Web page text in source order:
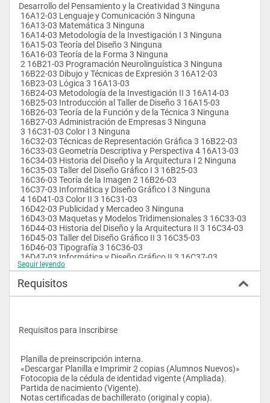
Desarrollo del Pensamiento y la Creatividad 3 Ninguna
16A12-03 Lenguaje y Comunicación 3 Ninguna
16A13-03 Matemática 3 Ninguna
16A14-03 Metodología de la Investigación I 3 Ninguna
16A15-03 Teoría del Diseño 3 Ninguna
16A16-03 Teoría de la Forma 3 Ninguna
2 16B21-03 Programación Neurolinguística 3 Ninguna
16B22-03 Dibujo y Técnicas de Expresión 3 16A12-03
16B23-03 Lógica 3 16A13-03
16B24-03 Metodología de la Investigación II 3 16A14-03
16B25-03 Introducción al Taller de Diseño 3 16A15-03
16B26-03 Teoría de la Función y de la Técnica 3 Ninguna
16B27-03 Administración de Empresas 3 Ninguna
3 16C31-03 Color I 3 Ninguna
16C32-03 Técnicas de Representación Gráfica 3 16B22-03
16C33-03 Geometría Descriptiva y Perspectiva 4 16A13-03
16C34-03 Historia del Diseño y la Arquitectura I 2 Ninguna
16C35-03 Taller del Diseño Gráfico I 3 16B25-03
16C36-03 Teoría de la Imagen 2 16B26-03
16C37-03 Informática y Diseño Gráfico I 3 Ninguna
4 16D41-03 Color II 3 16C31-03
16D42-03 Publicidad y Mercadeo 3 Ninguna
16D43-03 Maquetas y Modelos Tridimensionales 3 16C33-03
16D44-03 Historia del Diseño y la Arquitectura II 3 16C34-03
16D45-03 Taller del Diseño Gráfico II 3 16C35-03
16D46-03 Tipografía 3 16C36-03
16D47-03 Informática y Diseño Gráfico II 3 16C37-03
5 16E51-03 Técnicas Publicitarias 3 16D42-03
16E53-03 Tecnología Gráfica 3 16D43-03
16E54-03 Historia del Diseño Gráfico 3 16D44-03
6 16F61-03 Pasantias 0 97 créditos aprob.
16F62-03 Trabajo Especial de Grado
Seguir leyendo
Requisitos
Requisitos para Inscribirse
Planilla de preinscripción interna.
«Descargar Planilla e Imprimir 2 copias (Alumnos Nuevos)»
Fotocopia de la cédula de identidad vigente (Ampliada).
Partida de nacimiento (Vigente).
Notas certificadas de bachillerato (original y copia).